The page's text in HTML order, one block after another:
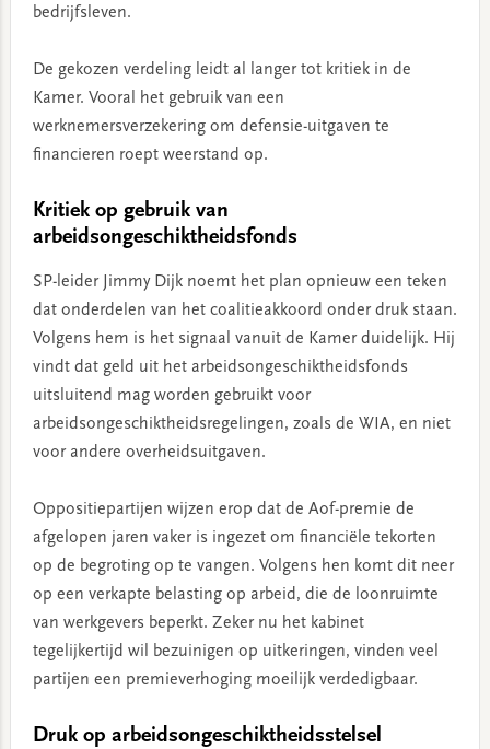
bedrijfsleven.
De gekozen verdeling leidt al langer tot kritiek in de
Kamer. Vooral het gebruik van een
werknemersverzekering om defensie-uitgaven te
financieren roept weerstand op.
Kritiek op gebruik van
arbeidsongeschiktheidsfonds
SP-leider Jimmy Dijk noemt het plan opnieuw een teken
dat onderdelen van het coalitieakkoord onder druk staan.
Volgens hem is het signaal vanuit de Kamer duidelijk. Hij
vindt dat geld uit het arbeidsongeschiktheidsfonds
uitsluitend mag worden gebruikt voor
arbeidsongeschiktheidsregelingen, zoals de WIA, en niet
voor andere overheidsuitgaven.
Oppositiepartijen wijzen erop dat de Aof-premie de
afgelopen jaren vaker is ingezet om financiële tekorten
op de begroting op te vangen. Volgens hen komt dit neer
op een verkapte belasting op arbeid, die de loonruimte
van werkgevers beperkt. Zeker nu het kabinet
tegelijkertijd wil bezuinigen op uitkeringen, vinden veel
partijen een premieverhoging moeilijk verdedigbaar.
Druk op arbeidsongeschiktheidsstelsel